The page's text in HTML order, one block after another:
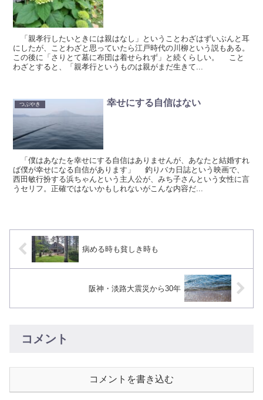
「親孝行したいときには親はなし」ということわざはずいぶんと耳
にしたが、ことわざと思っていたら江戸時代の川柳という説もある。
この後に「さりとて墓に布団は着せられず」と続くらしい。 こと
わざとすると、「親孝行というものは親がまだ生きて...
つぶやき 幸せにする自信はない
「僕はあなたを幸せにする自信はありませんが、あなたと結婚すれ
ば僕が幸せになる自信があります」 釣りバカ日誌という映画で、
西田敏行扮する浜ちゃんという主人公が、みち子さんという女性に言
うセリフ。正確ではないかもしれないがこんな内容だ...
病める時も貧しき時も
阪神・淡路大震災から30年
コメント
コメントを書き込む